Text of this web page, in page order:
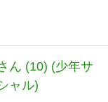
ん (10) (少年サ
ャル)